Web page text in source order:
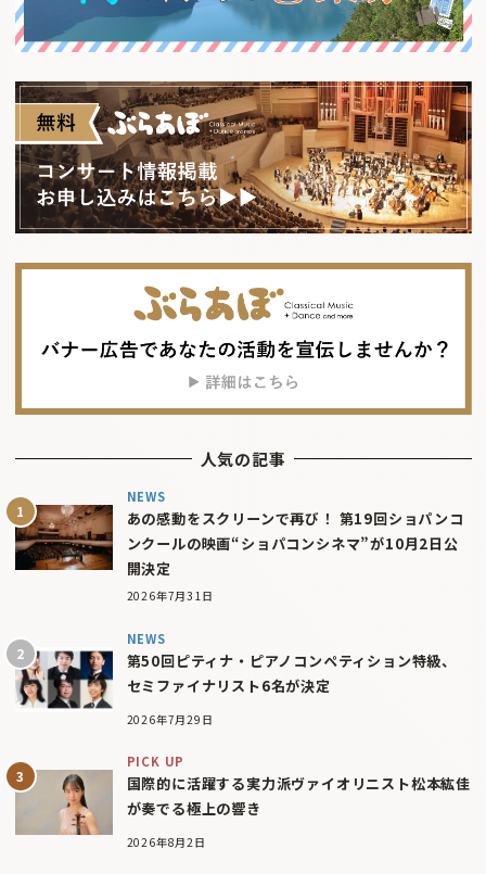
人気の記事
NEWS
あの感動をスクリーンで再び！ 第19回ショパンコ
ンクールの映画“ショパコンシネマ”が10月2日公
開決定
2026年7月31日
NEWS
第50回ピティナ・ピアノコンペティション特級、
セミファイナリスト6名が決定
2026年7月29日
PICK UP
国際的に活躍する実力派ヴァイオリニスト松本紘佳
が奏でる極上の響き
2026年8月2日